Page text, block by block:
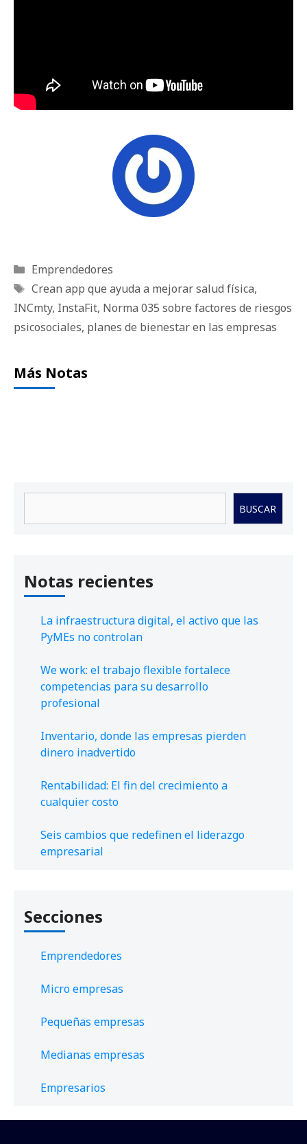
Categorías
Emprendedores
Etiquetas
Crean app que ayuda a mejorar salud física,
INCmty, InstaFit, Norma 035 sobre factores de riesgos
psicosociales, planes de bienestar en las empresas
Más Notas
BUSCAR
Notas recientes
La infraestructura digital, el activo que las
PyMEs no controlan
We work: el trabajo flexible fortalece
competencias para su desarrollo
profesional
Inventario, donde las empresas pierden
dinero inadvertido
Rentabilidad: El fin del crecimiento a
cualquier costo
Seis cambios que redefinen el liderazgo
empresarial
Secciones
Emprendedores
Micro empresas
Pequeñas empresas
Medianas empresas
Empresarios